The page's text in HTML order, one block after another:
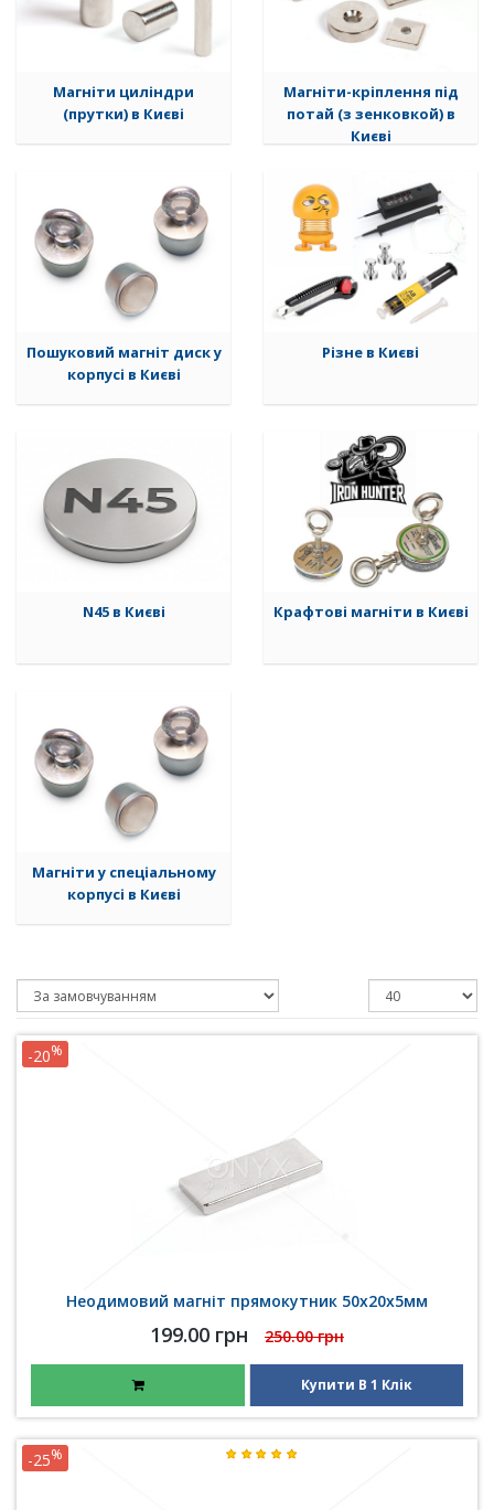
Магніти циліндри
(прутки) в Києві
Магніти-кріплення під
потай (з зенковкой) в
Києві
Пошуковий магніт диск у
корпусі в Києві
Різне в Києві
N45 в Києві Крафтові магніти в Києві
Магніти у спеціальному
корпусі в Києві
Неодимовий магніт прямокутник 50х20х5мм
199.00 грн 250.00 грн
-20%
Купити В 1 Клік
-25%